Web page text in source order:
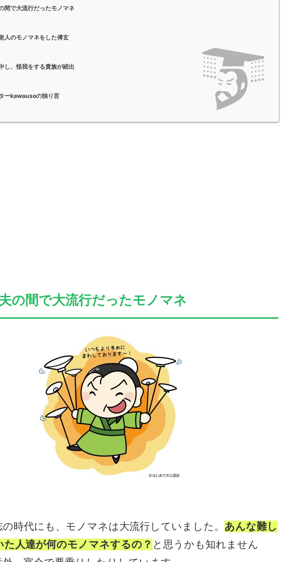
間で大流行だったモノマネ
人のモノマネをした傅玄
し、怪我をする貴族が続出
ーkawausoの独り言
の間で大流行だったモノマネ
時代にも、モノマネは大流行していました。 あんな難し
た人達が何のモノマネするの？ と思うかも知れません